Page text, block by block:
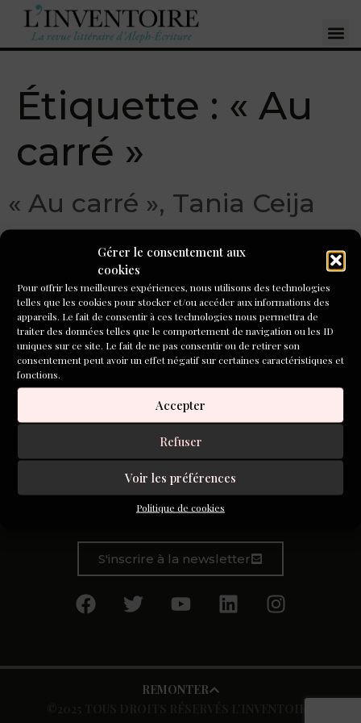
Gérer le consentement aux
cookies
Pour offrir les meilleures expériences, nous utilisons des technologies
telles que les cookies pour stocker et/ou accéder aux informations des
appareils. Le fait de consentir à ces technologies nous permettra de
traiter des données telles que le comportement de navigation ou les ID
uniques sur ce site. Le fait de ne pas consentir ou de retirer son
consentement peut avoir un effet négatif sur certaines caractéristiques et
fonctions.
Accepter
Refuser
Voir les préférences
Politique de cookies
Étiquette : « Au
carré »
« Au carré », Tania Ceija
Toutes mes nuits sont carrées
ou presque
S'inscrire à la newsletter
REMONTER